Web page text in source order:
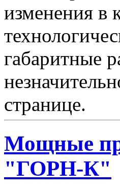
изменения в
габаритные
странице.
Мощные
"ГОРН-К"